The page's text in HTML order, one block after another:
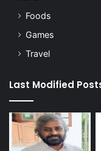
Foods
Games
Travel
Last Modified